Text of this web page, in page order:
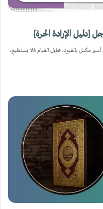
[دليل الإرادة الحرة]
مكبل بالقيود، يحاول القيام فلا يستطيع،